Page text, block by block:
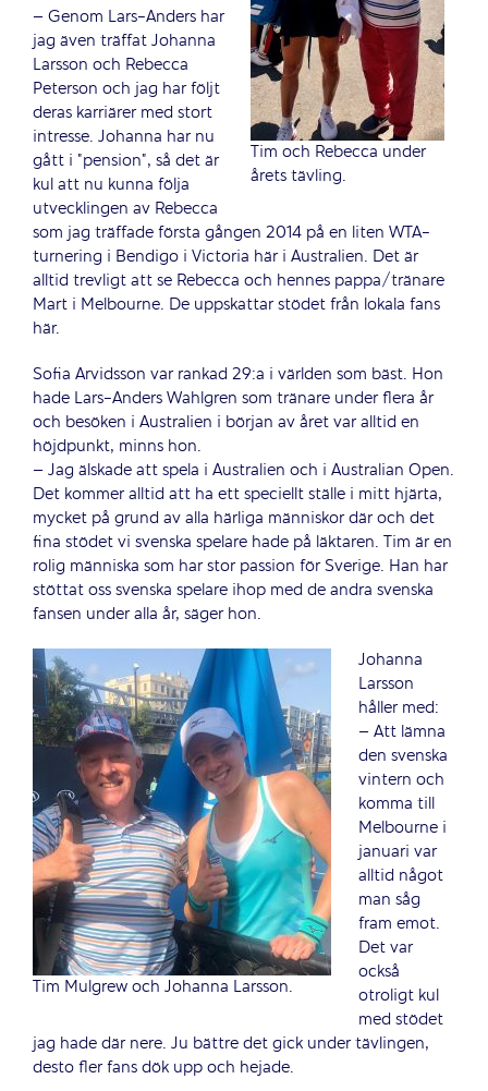
Tim och Rebecca under
årets tävling.
– Genom Lars-Anders har
jag även träffat Johanna
Larsson och Rebecca
Peterson och jag har följt
deras karriärer med stort
intresse. Johanna har nu
gått i ”pension”, så det är
kul att nu kunna följa
utvecklingen av Rebecca
som jag träffade första gången 2014 på en liten WTA-
turnering i Bendigo i Victoria här i Australien. Det är
alltid trevligt att se Rebecca och hennes pappa/tränare
Mart i Melbourne. De uppskattar stödet från lokala fans
här.
Sofia Arvidsson var rankad 29:a i världen som bäst. Hon
hade Lars-Anders Wahlgren som tränare under flera år
och besöken i Australien i början av året var alltid en
höjdpunkt, minns hon.
– Jag älskade att spela i Australien och i Australian Open.
Det kommer alltid att ha ett speciellt ställe i mitt hjärta,
mycket på grund av alla härliga människor där och det
fina stödet vi svenska spelare hade på läktaren. Tim är en
rolig människa som har stor passion för Sverige. Han har
stöttat oss svenska spelare ihop med de andra svenska
fansen under alla år, säger hon.
Tim Mulgrew och Johanna Larsson.
Johanna
Larsson
håller med:
– Att lämna
den svenska
vintern och
komma till
Melbourne i
januari var
alltid något
man såg
fram emot.
Det var
också
otroligt kul
med stödet
jag hade där nere. Ju bättre det gick under tävlingen,
desto fler fans dök upp och hejade.